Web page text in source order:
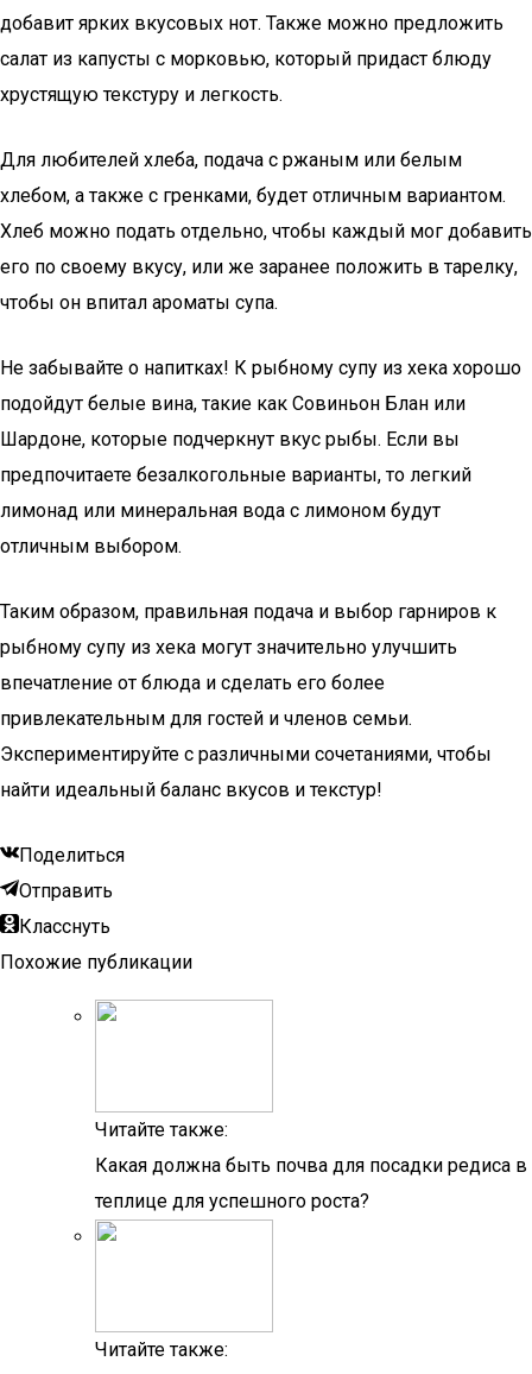
добавит ярких вкусовых нот. Также можно предложить
салат из капусты с морковью, который придаст блюду
хрустящую текстуру и легкость.
Для любителей хлеба, подача с ржаным или белым
хлебом, а также с гренками, будет отличным вариантом.
Хлеб можно подать отдельно, чтобы каждый мог добавить
его по своему вкусу, или же заранее положить в тарелку,
чтобы он впитал ароматы супа.
Не забывайте о напитках! К рыбному супу из хека хорошо
подойдут белые вина, такие как Совиньон Блан или
Шардоне, которые подчеркнут вкус рыбы. Если вы
предпочитаете безалкогольные варианты, то легкий
лимонад или минеральная вода с лимоном будут
отличным выбором.
Таким образом, правильная подача и выбор гарниров к
рыбному супу из хека могут значительно улучшить
впечатление от блюда и сделать его более
привлекательным для гостей и членов семьи.
Экспериментируйте с различными сочетаниями, чтобы
найти идеальный баланс вкусов и текстур!
Поделиться
Отправить
Класснуть
Похожие публикации
Читайте также:
Какая должна быть почва для посадки редиса в
теплице для успешного роста?
Читайте также: